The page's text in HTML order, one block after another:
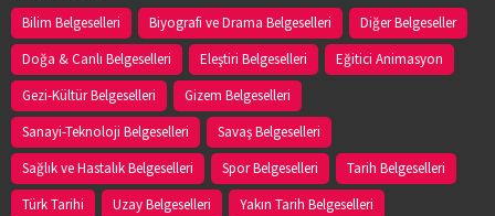
Bilim Belgeselleri Biyografi ve Drama Belgeselleri
Diğer Belgeseller
Doğa & Canlı Belgeselleri
Eleştiri Belgeselleri
Eğitici Animasyon
Gezi-Kültür Belgeselleri
Gizem Belgeselleri
Sanayi-Teknoloji Belgeselleri
Savaş Belgeselleri
Sağlık ve Hastalık Belgeselleri
Spor Belgeselleri
Tarih Belgeselleri
Türk Tarihi
Uzay Belgeselleri Yakın Tarih Belgeselleri